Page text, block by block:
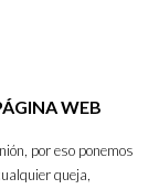
WEB
por eso ponemos
queja,